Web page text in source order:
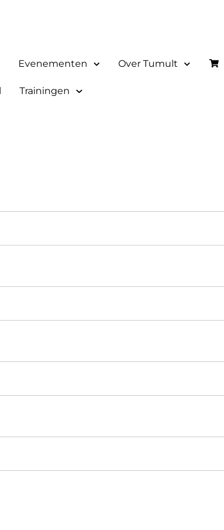
Evenementen Over Tumult
Trainingen